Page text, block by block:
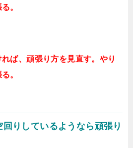
。
ば、頑張り方を見直す。やり
。
りしているようなら頑張り